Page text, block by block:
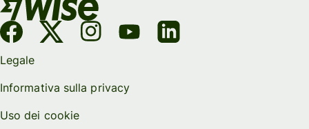
Legale
Informativa sulla privacy
Uso dei cookie